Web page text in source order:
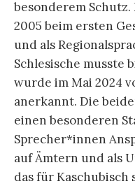
besonderem
2005 beim ersten
und als
Schlesische musste
wurde im Mai 2024
anerkannt. Die
einen besonderen
Sprecher*innen
auf Ämtern und als
das für